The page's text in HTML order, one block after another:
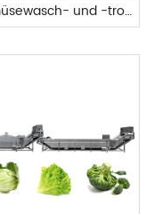
Gemüsewasch- und -trocknungslinie